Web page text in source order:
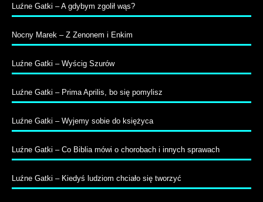
Luźne Gatki – A gdybym zgolił wąs?
Nocny Marek – Z Zenonem i Enkim
Luźne Gatki – Wyścig Szurów
Luźne Gatki – Prima Aprilis, bo się pomylisz
Luźne Gatki – Wyjemy sobie do księżyca
Luźne Gatki – Co Biblia mówi o chorobach i innych sprawach
Luźne Gatki – Kiedyś ludziom chciało się tworzyć